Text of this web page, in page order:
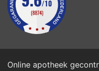
Online apotheek